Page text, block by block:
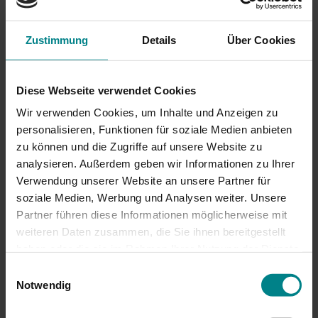
Zustimmung Details Über Cookies
Diese Webseite verwendet Cookies
Wir verwenden Cookies, um Inhalte und Anzeigen zu
personalisieren, Funktionen für soziale Medien anbieten
zu können und die Zugriffe auf unsere Website zu
analysieren. Außerdem geben wir Informationen zu Ihrer
Verwendung unserer Website an unsere Partner für
soziale Medien, Werbung und Analysen weiter. Unsere
Partner führen diese Informationen möglicherweise mit
weiteren Daten zusammen, die Sie ihnen bereitgestellt
Zustimmungen erteilen, willigen Sie auch in die
Übermittlung personenbezogener Daten in die USA ein.
Notwendig
Gleiserneuerung: RB 85
Lübeck – Neustadt
(Holst)
Ab Mitte September: Baumaßnahmen zwischen
Neustadt (Holst) und Haffkrug zur Erneuerung der
Gleise.
Im Rahmen des Projekts „Aus- und Neubau der
Schienenanbindung der Festen Fehmarnbeltquerung“
der DB wird der Abschnitt zwischenHaffkrug und
Neustadt (Holst) elektrifiziert und signaltechnisch an
die neue Schienenanbindung angepasst.
Die anstehende Gleiserneuerung in diesem Bereich sind